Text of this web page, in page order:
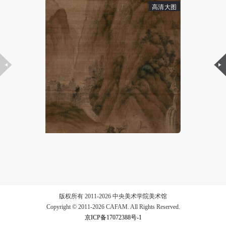
高清大图
版权所有 2011-2026 中央美术学院美术馆
Copyright © 2011-2026 CAFAM. All Rights Reserved.
京ICP备17072388号-1
验证码
登录
可使用雅昌艺术网会员账户登录